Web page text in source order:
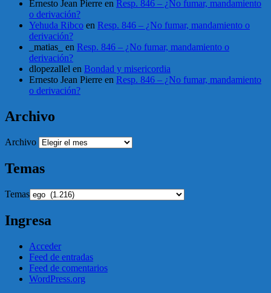
Ernesto Jean Pierre en Resp. 846 – ¿No fumar, mandamiento
o derivación?
Yehuda Ribco en Resp. 846 – ¿No fumar, mandamiento o
derivación?
_matias_
en Resp. 846 – ¿No fumar, mandamiento o
derivación?
dlopezallel en Bondad y misericordia
Ernesto Jean Pierre en Resp. 846 – ¿No fumar, mandamiento
o derivación?
Archivo
Archivo
Temas
Temas
Ingresa
Acceder
Feed de entradas
Feed de comentarios
WordPress.org